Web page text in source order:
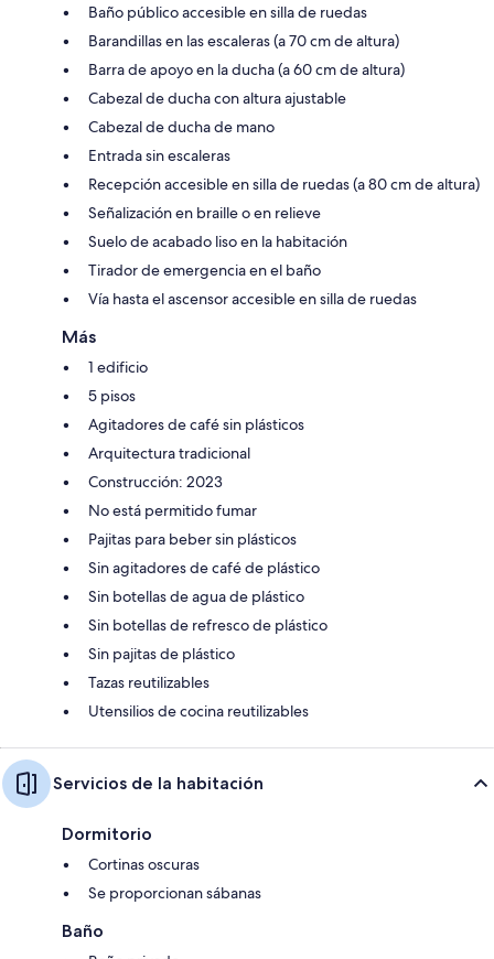
Baño público accesible en silla de ruedas
Barandillas en las escaleras (a 70 cm de altura)
Barra de apoyo en la ducha (a 60 cm de altura)
Cabezal de ducha con altura ajustable
Cabezal de ducha de mano
Entrada sin escaleras
Recepción accesible en silla de ruedas (a 80 cm de altura)
Señalización en braille o en relieve
Suelo de acabado liso en la habitación
Tirador de emergencia en el baño
Vía hasta el ascensor accesible en silla de ruedas
Más
1 edificio
5 pisos
Agitadores de café sin plásticos
Arquitectura tradicional
Construcción: 2023
No está permitido fumar
Pajitas para beber sin plásticos
Sin agitadores de café de plástico
Sin botellas de agua de plástico
Sin botellas de refresco de plástico
Sin pajitas de plástico
Tazas reutilizables
Utensilios de cocina reutilizables
Servicios de la habitación
Dormitorio
Cortinas oscuras
Se proporcionan sábanas
Baño